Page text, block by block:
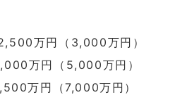
万円（3,000万円）
万円（5,000万円）
万円（7,000万円）